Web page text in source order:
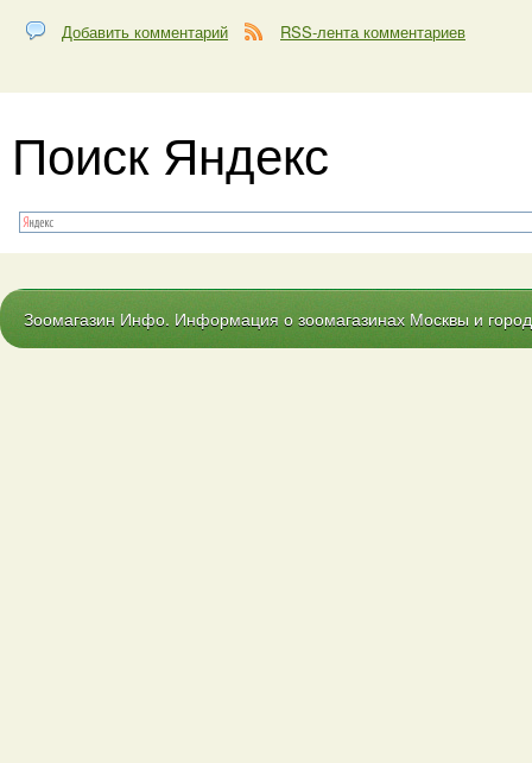
Добавить комментарий RSS-лента комментариев
Поиск Яндекс
Зоомагазин Инфо. Информация о зоомагазинах Москвы и